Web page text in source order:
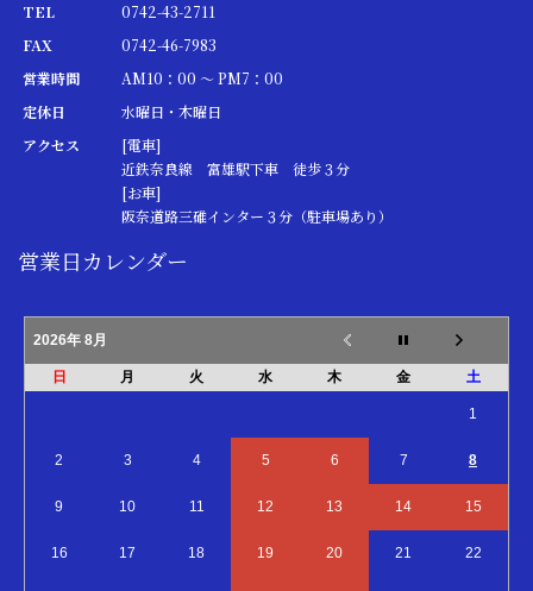
TEL
0742-43-2711
FAX
0742-46-7983
営業時間
AM10：00 ～ PM7：00
定休日
水曜日・木曜日
アクセス
[電車]
近鉄奈良線 富雄駅下車 徒歩３分
[お車]
阪奈道路三碓インター３分（駐車場あり）
営業日カレンダー
2026年 8月
日 月 火 水 木 金 土
1
2 3 4 5 6 7 8
9 10 11 12 13 14 15
16 17 18 19 20 21 22